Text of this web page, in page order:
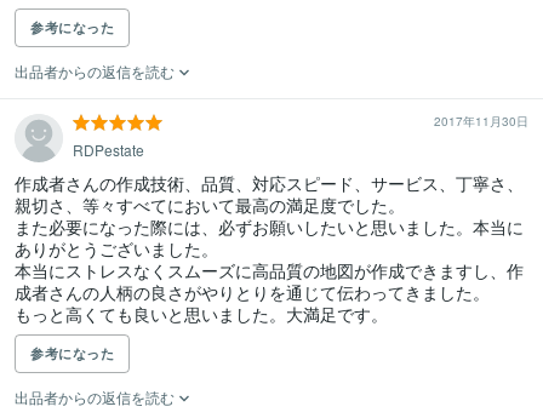
参考になった
出品者からの返信を読む
2017年11月30日
RDPestate
作成者さんの作成技術、品質、対応スピード、サービス、丁寧さ、
親切さ、等々すべてにおいて最高の満足度でした。
また必要になった際には、必ずお願いしたいと思いました。本当に
ありがとうございました。
本当にストレスなくスムーズに高品質の地図が作成できますし、作
成者さんの人柄の良さがやりとりを通じて伝わってきました。
もっと高くても良いと思いました。大満足です。
参考になった
出品者からの返信を読む